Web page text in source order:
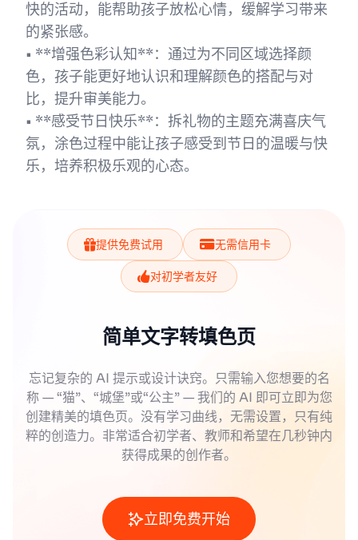
快的活动，能帮助孩子放松心情，缓解学习带来
的紧张感。
• **增强色彩认知**：通过为不同区域选择颜
色，孩子能更好地认识和理解颜色的搭配与对
比，提升审美能力。
• **感受节日快乐**：拆礼物的主题充满喜庆气
氛，涂色过程中能让孩子感受到节日的温暖与快
乐，培养积极乐观的心态。
提供免费试用 无需信用卡
对初学者友好
简单文字转填色页
忘记复杂的 AI 提示或设计诀窍。只需输入您想要的名
称 — “猫”、“城堡”或“公主” — 我们的 AI 即可立即为您
创建精美的填色页。没有学习曲线，无需设置，只有纯
粹的创造力。非常适合初学者、教师和希望在几秒钟内
获得成果的创作者。
立即免费开始